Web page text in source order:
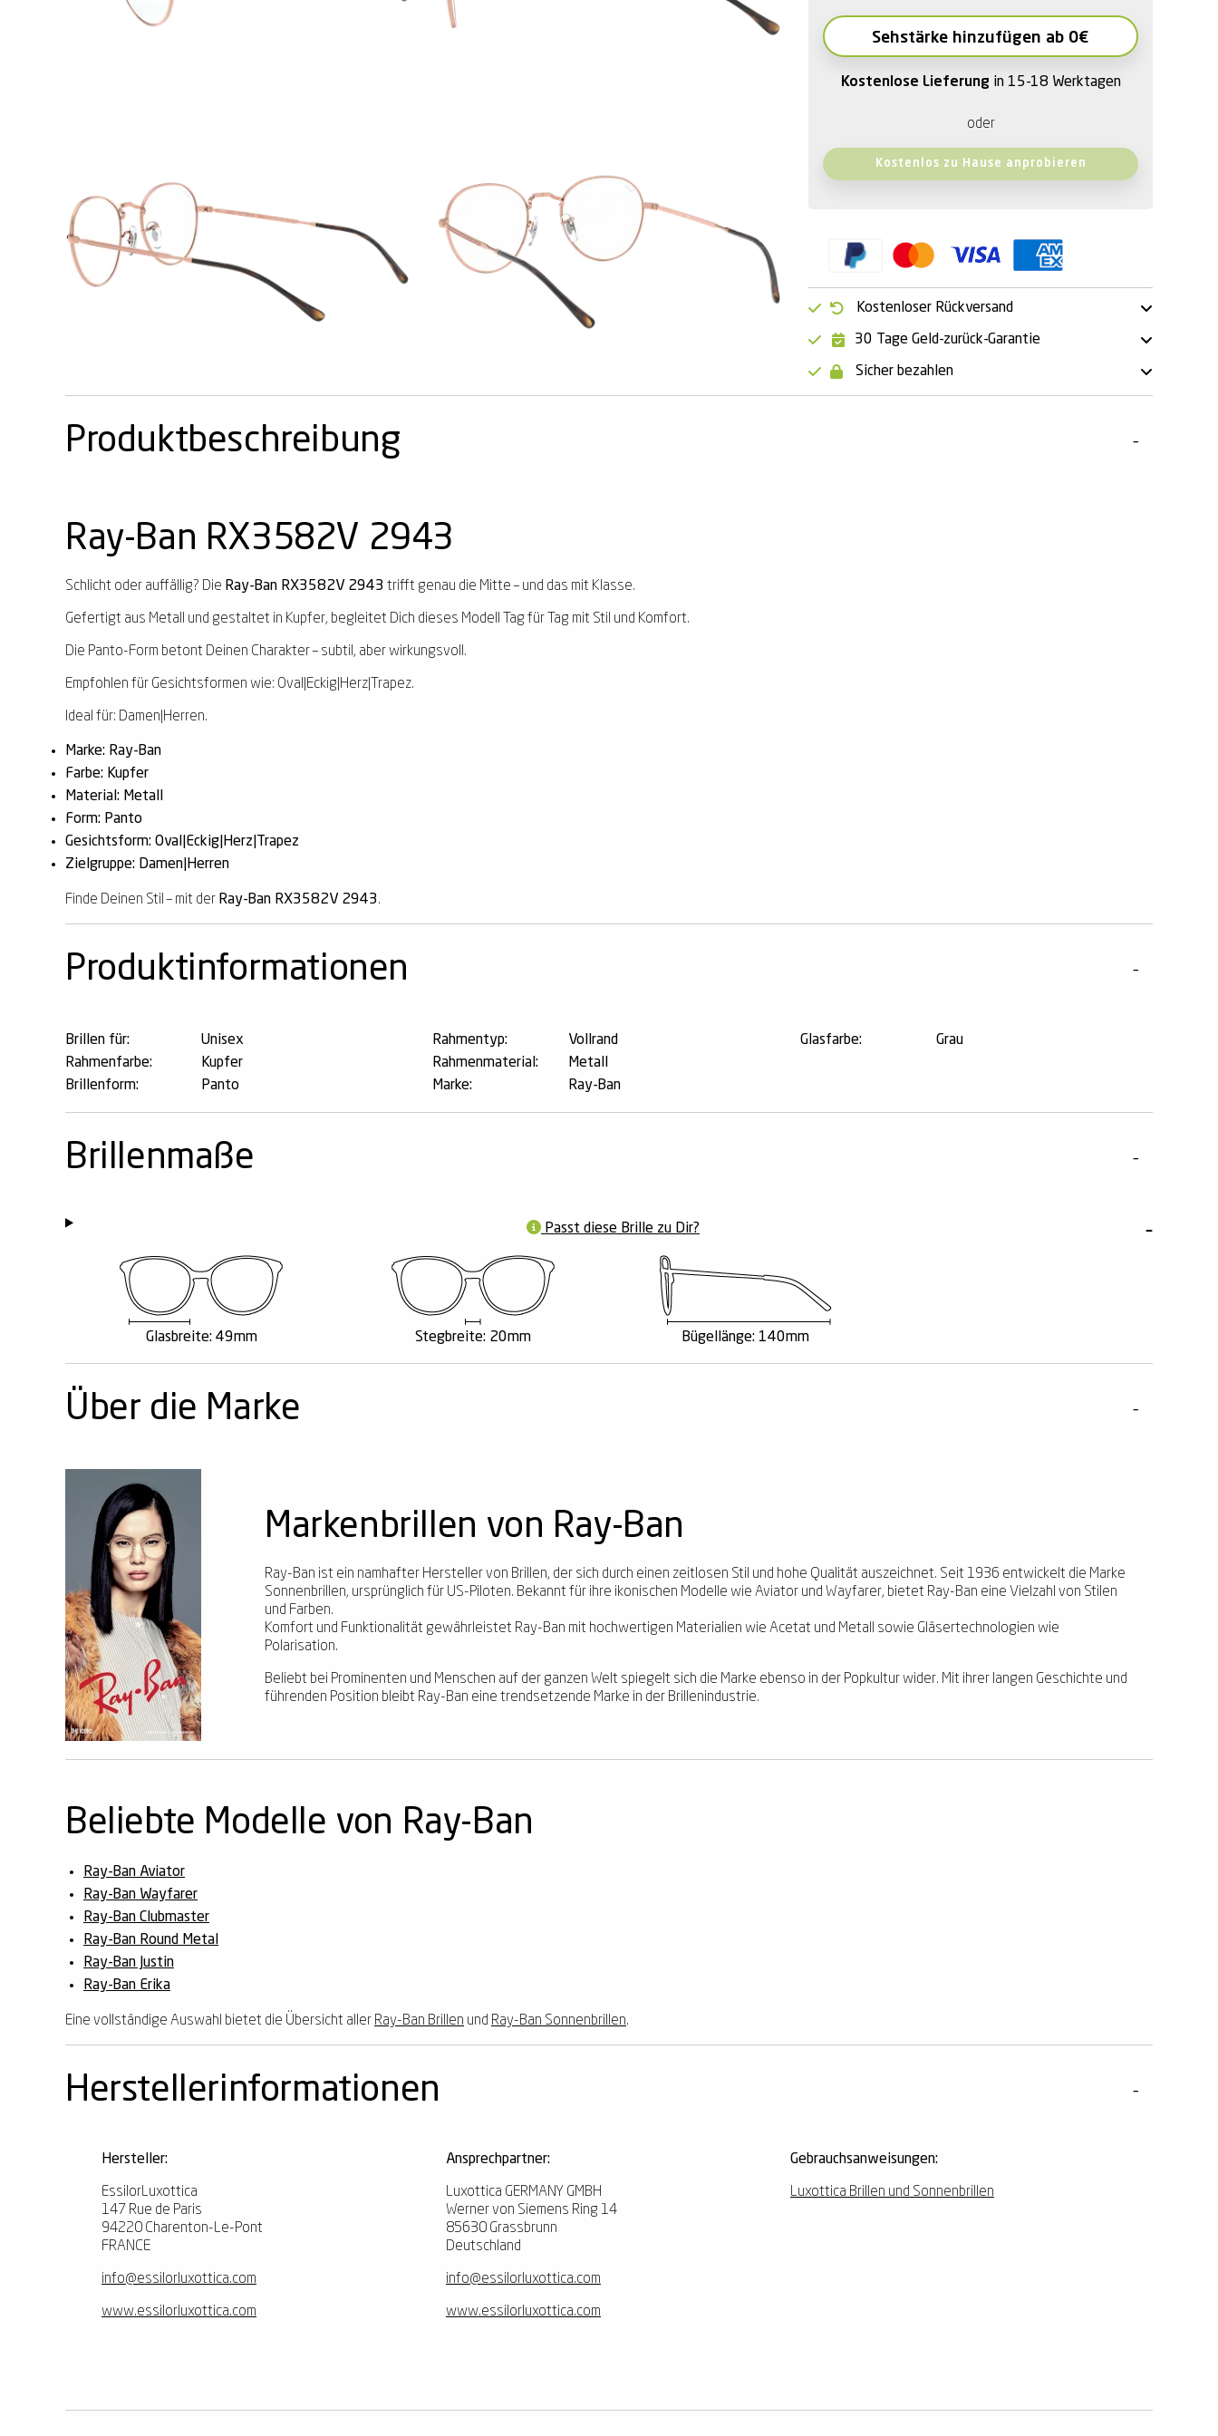
Sehstärke hinzufügen ab 0€
Kostenlose Lieferung in 15-18 Werktagen
oder
Kostenlos zu Hause anprobieren
Kostenloser Rückversand
30 Tage Geld-zurück-Garantie
Sicher bezahlen
Produktbeschreibung
Ray-Ban RX3582V 2943
Schlicht oder auffällig? Die Ray-Ban RX3582V 2943 trifft genau die Mitte – und das mit Klasse.
Gefertigt aus Metall und gestaltet in Kupfer, begleitet Dich dieses Modell Tag für Tag mit Stil und Komfort.
Die Panto-Form betont Deinen Charakter – subtil, aber wirkungsvoll.
Empfohlen für Gesichtsformen wie: Oval|Eckig|Herz|Trapez.
Ideal für: Damen|Herren.
Marke: Ray-Ban
Farbe: Kupfer
Material: Metall
Form: Panto
Gesichtsform: Oval|Eckig|Herz|Trapez
Zielgruppe: Damen|Herren
Finde Deinen Stil – mit der Ray-Ban RX3582V 2943.
Produktinformationen
Brillen für:
Unisex
Rahmenfarbe:
Kupfer
Brillenform:
Panto
Rahmentyp:
Vollrand
Rahmenmaterial:
Metall
Marke:
Ray-Ban
Glasfarbe: Grau
Brillenmaße
Passt diese Brille zu Dir?
Glasbreite: 49mm Stegbreite: 20mm Bügellänge: 140mm
Über die Marke
Markenbrillen von Ray-Ban
Ray-Ban ist ein namhafter Hersteller von Brillen, der sich durch einen zeitlosen Stil und hohe Qualität auszeichnet. Seit 1936 entwickelt die Marke
Sonnenbrillen, ursprünglich für US-Piloten. Bekannt für ihre ikonischen Modelle wie Aviator und Wayfarer, bietet Ray-Ban eine Vielzahl von Stilen
und Farben.
Komfort und Funktionalität gewährleistet Ray-Ban mit hochwertigen Materialien wie Acetat und Metall sowie Gläsertechnologien wie
Polarisation.
Beliebt bei Prominenten und Menschen auf der ganzen Welt spiegelt sich die Marke ebenso in der Popkultur wider. Mit ihrer langen Geschichte und
führenden Position bleibt Ray-Ban eine trendsetzende Marke in der Brillenindustrie.
Beliebte Modelle von Ray-Ban
Ray-Ban Aviator
Ray-Ban Wayfarer
Ray-Ban Clubmaster
Ray-Ban Round Metal
Ray-Ban Justin
Ray-Ban Erika
Eine vollständige Auswahl bietet die Übersicht aller Ray-Ban Brillen und Ray-Ban Sonnenbrillen.
Herstellerinformationen
Hersteller:
EssilorLuxottica
147 Rue de Paris
94220 Charenton-Le-Pont
FRANCE
info@essilorluxottica.com
www.essilorluxottica.com
Ansprechpartner:
Luxottica GERMANY GMBH
Werner von Siemens Ring 14
85630 Grassbrunn
Deutschland
info@essilorluxottica.com
www.essilorluxottica.com
Gebrauchsanweisungen:
Luxottica Brillen und Sonnenbrillen